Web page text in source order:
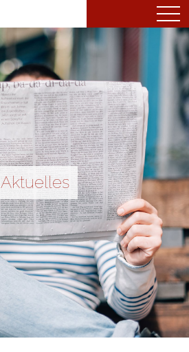
Aktuelles